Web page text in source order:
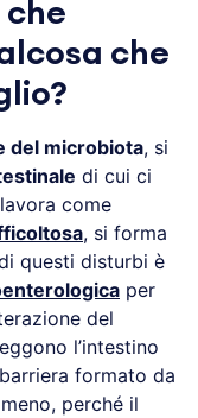
che
che
del microbiota, si
di cui ci
come
, si forma
questi disturbi è
per
del
l’intestino
formato da
perché il